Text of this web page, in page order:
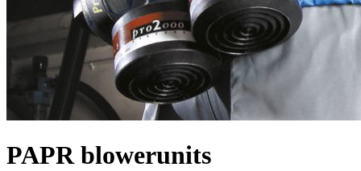
PAPR blowerunits